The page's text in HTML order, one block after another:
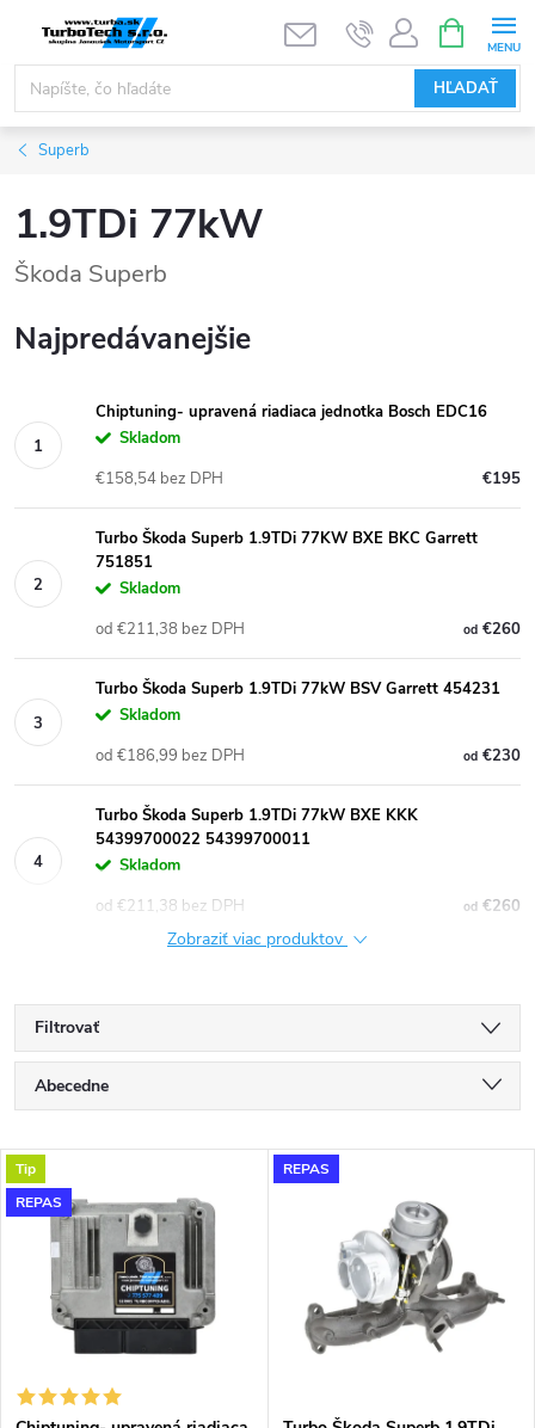
obsah
HĽADAŤ
KOŠÍK
Superb
1.9TDi 77kW
Škoda Superb
Najpredávanejšie
Chiptuning- upravená riadiaca jednotka Bosch EDC16
Skladom
€195
€158,54 bez DPH
Turbo Škoda Superb 1.9TDi 77KW BXE BKC Garrett
751851
Skladom
od€260
od €211,38 bez DPH
Turbo Škoda Superb 1.9TDi 77kW BSV Garrett 454231
Skladom
od€230
od €186,99 bez DPH
Turbo Škoda Superb 1.9TDi 77kW BXE KKK
54399700022 54399700011
Skladom
od€260
od €211,38 bez DPH
Zobraziť viac produktov
Filtrovať
R
a
d
i
Abecedne
Najdrahšie
Najpredávanejšie
V
ý
Tip
REPAS
REPAS